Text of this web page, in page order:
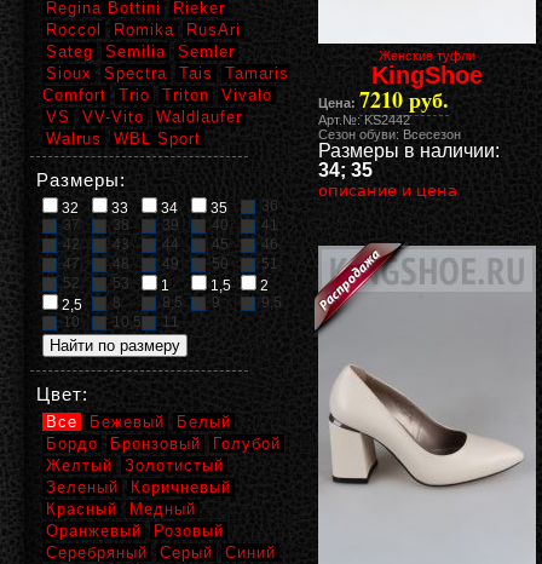
Женские туфли
KingShoe
Цена: 7210 руб.
Арт.№: KS2442
Сезон обуви: Всесезон
Размеры в наличии:
34; 35
описание и цена
Regina Bottini
Rieker
Roccol
Romika
RusAri
Sateg
Semilia
Semler
Sioux
Spectra Tais
Tamaris
Comfort
Trio Triton
Vivalo
VS
VV-Vito
Waldlaufer
Walrus
WBL Sport
Размеры:
32 33 34 35
36
37
38 39 40
41
42
43 44 45
46
47
48 49 50
51
52
53 1 1,5
2
2,5
8 8,5 9
9,5
10
10,5 11
Цвет:
Все Бежевый
Белый
Бордо
Бронзовый
Голубой
Желтый
Золотистый
Зеленый
Коричневый
Красный
Медный
Оранжевый
Розовый
Серебряный
Серый
Синий